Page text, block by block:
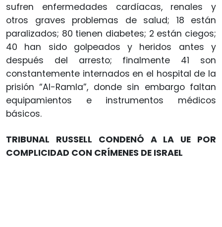
sufren enfermedades cardíacas, renales y
otros graves problemas de salud; 18 están
paralizados; 80 tienen diabetes; 2 están ciegos;
40 han sido golpeados y heridos antes y
después del arresto; finalmente 41 son
constantemente internados en el hospital de la
prisión “Al-Ramla”, donde sin embargo faltan
equipamientos e instrumentos médicos
básicos.
TRIBUNAL RUSSELL CONDENÓ A LA UE POR
COMPLICIDAD CON CRÍMENES DE ISRAEL